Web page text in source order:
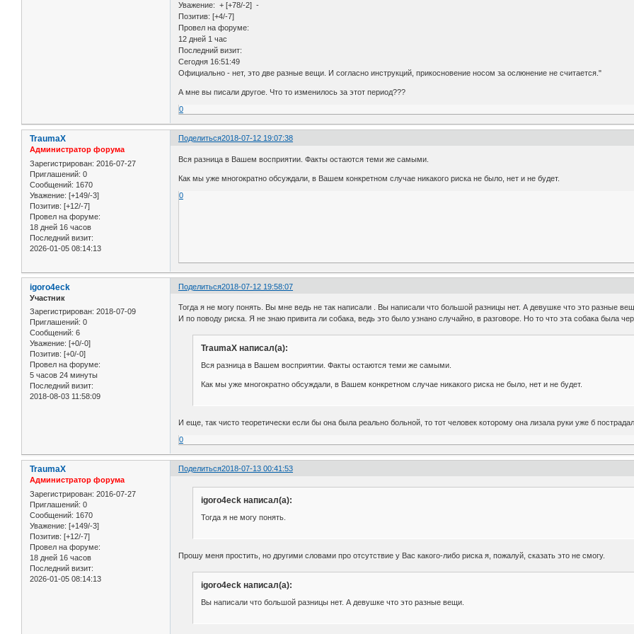
Уважение: + [+78/-2] -
Позитив: [+4/-7]
Провел на форуме:
12 дней 1 час
Последний визит:
Сегодня 16:51:49
Официально - нет, это две разные вещи. И согласно инструкций, прикосновение носом за ослюнение не считается."
А мне вы писали другое. Что то изменилось за этот период???
0
Поделиться2018-07-12 19:07:38
TraumaX
Администратор форума
Зарегистрирован: 2016-07-27
Приглашений: 0
Сообщений: 1670
Уважение: [+149/-3]
Позитив: [+12/-7]
Провел на форуме:
18 дней 16 часов
Последний визит:
2026-01-05 08:14:13
Вся разница в Вашем восприятии. Факты остаются теми же самыми.
Как мы уже многократно обсуждали, в Вашем конкретном случае никакого риска не было, нет и не будет.
0
Поделиться2018-07-12 19:58:07
igoro4eck
Участник
Зарегистрирован: 2018-07-09
Приглашений: 0
Сообщений: 6
Уважение: [+0/-0]
Позитив: [+0/-0]
Провел на форуме:
5 часов 24 минуты
Последний визит:
2018-08-03 11:58:09
Тогда я не могу понять. Вы мне ведь не так написали . Вы написали что большой разницы нет. А девушке что это разные
И по поводу риска. Я не знаю привита ли собака, ведь это было узнано случайно, в разговоре. Но то что эта собака была
TraumaX написал(а):
Вся разница в Вашем восприятии. Факты остаются теми же самыми.
Как мы уже многократно обсуждали, в Вашем конкретном случае никакого риска не было, нет и не будет.
И еще, так чисто теоретически если бы она была реально больной, то тот человек которому она лизала руки уже б
0
Поделиться2018-07-13 00:41:53
TraumaX
Администратор форума
Зарегистрирован: 2016-07-27
Приглашений: 0
Сообщений: 1670
Уважение: [+149/-3]
Позитив: [+12/-7]
Провел на форуме:
18 дней 16 часов
Последний визит:
2026-01-05 08:14:13
igoro4eck написал(а):
Тогда я не могу понять.
Прошу меня простить, но другими словами про отсутствие у Вас какого-либо риска я, пожалуй, сказать это не смогу.
igoro4eck написал(а):
Вы написали что большой разницы нет. А девушке что это разные вещи.